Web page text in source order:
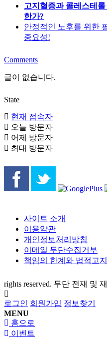
고지혈증과 콜레스테
한가?
안정적인 노후를 위한
중요성!
Comments
글이 없습니다.
State
현재 접속자
오늘 방문자
어제 방문자
최대 방문자
사이트 소개
이용약관
개인정보처리방침
이메일 무단수집거부
책임의 한계와 법적고지
rights reserved. 무단 전재 및
로그인 회원가입 정보찾기
MENU
홈으로
이벤트